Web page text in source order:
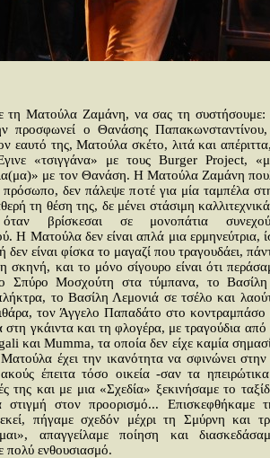
τη Ματούλα Ζαμάνη, να σας τη συστήσουμε:
προσφωνεί ο Θανάσης Παπακωνσταντίνου,
εαυτό της, Ματούλα σκέτο, λιτά και
«τσιγγάνα» με τους Burger Project,
με τον Θανάση. Η Ματούλα Ζαμάνη
πρόσωπο, δεν πάλεψε ποτέ για μία ταμπέλα
τη θέση της, δε μένει στάσιμη
βρίσκεσαι σε μονοπάτια
Η Ματούλα δεν είναι απλά μια ερμηνεύτρια,
δεν είναι φίσκα το μαγαζί που τραγουδάει,
σκηνή, και το μόνο σίγουρο είναι ότι
Σπύρο Μοσχούτη στα τύμπανα, το
το Βασίλη Λεμονιά σε τσέλο και
τον Άγγελο Παπαδάτο στο κοντραμπάσο
γκάιντα και τη φλογέρα, με τραγούδια
και Mumma, τα οποία δεν είχε καμία
έχει την ικανότητα να σφινώνει στην
έπειτα τόσο οικεία -σαν τα
της και με μια «Σχεδία» ξεκινήσαμε το
στιγμή στον προορισμό... Επισκεφθήκαμε
πήγαμε σχεδόν μέχρι τη Σμύρνη και
απαγγείλαμε ποίηση και
πολύ ενθουσιασμό.